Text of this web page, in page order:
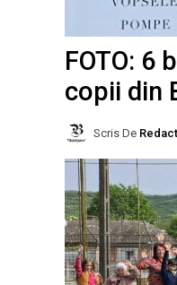
FOTO: 6
copii din
Scris De